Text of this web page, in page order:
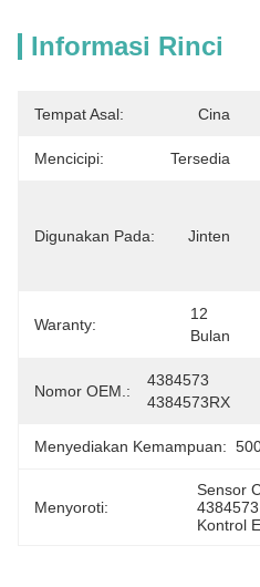
Informasi Rinci
Tempat Asal: Cina
Mencicipi: Tersedia
Digunakan Pada: Jinten
Waranty:
12
Bulan
Nomor OEM.:
4384573
4384573RX
Menyediakan Kemampuan:
Menyoroti:
Sensor
Kontrol